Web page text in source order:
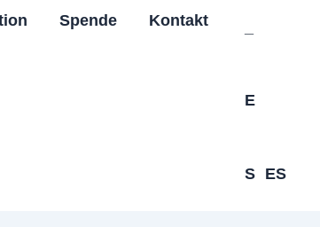
Spende Kontakt
ES